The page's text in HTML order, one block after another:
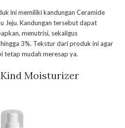
ini memiliki kandungan Ceramide
Jeju. Kandungan tersebut dapat
menutrisi, sekaligus
3%. Tekstur dari produk ini agar
tetap mudah meresap ya.
Kind Moisturizer